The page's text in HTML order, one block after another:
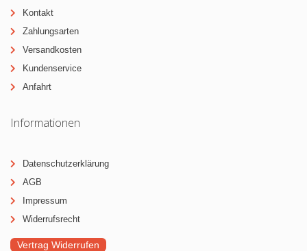
Kontakt
Zahlungsarten
Versandkosten
Kundenservice
Anfahrt
Informationen
Datenschutzerklärung
AGB
Impressum
Widerrufsrecht
Vertrag Widerrufen